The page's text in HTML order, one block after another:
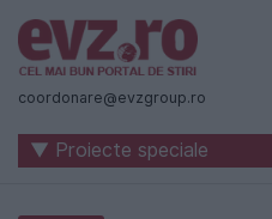
Știri
naționale
internaționale
coordonare@evzgroup.ro
▼ Proiecte speciale